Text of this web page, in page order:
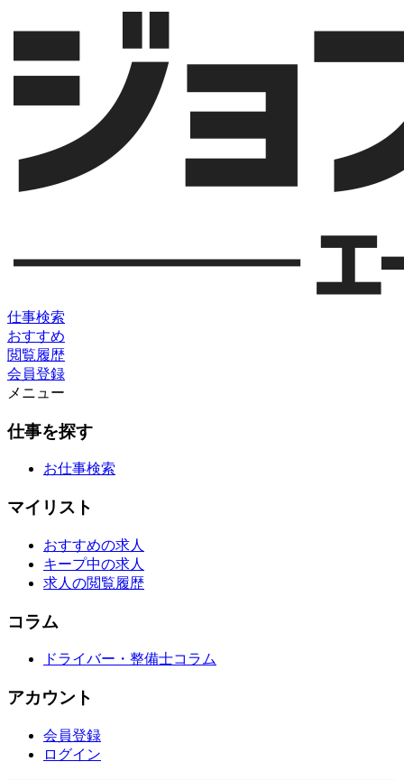
仕事検索
おすすめ
閲覧履歴
会員登録
メニュー
仕事を探す
お仕事検索
マイリスト
おすすめの求人
キープ中の求人
求人の閲覧履歴
コラム
ドライバー・整備士コラム
アカウント
会員登録
ログイン